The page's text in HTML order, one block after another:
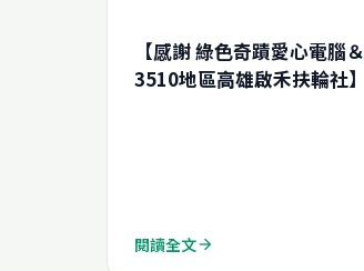
【感謝 綠色奇蹟愛心電腦＆
3510地區高雄啟禾扶輪社】
閱讀全文arrow_forward